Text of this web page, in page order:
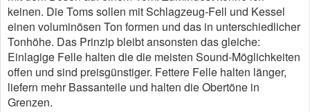
keinen. Die Toms sollen mit Schlagzeug-Fell und Kessel
einen voluminösen Ton formen und das in unterschiedlicher
Tonhöhe. Das Prinzip bleibt ansonsten das gleiche:
Einlagige Felle halten die die meisten Sound-Möglichkeiten
offen und sind preisgünstiger. Fettere Felle halten länger,
liefern mehr Bassanteile und halten die Obertöne in
Grenzen.